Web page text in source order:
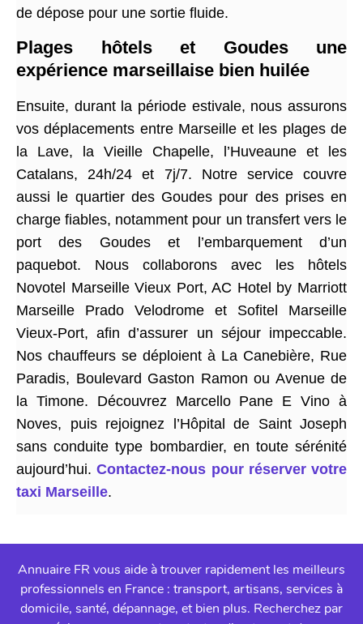
de dépose pour une sortie fluide.
Plages hôtels et Goudes une
expérience marseillaise bien huilée
Ensuite, durant la période estivale, nous assurons
vos déplacements entre Marseille et les plages de
la Lave, la Vieille Chapelle, l’Huveaune et les
Catalans, 24h/24 et 7j/7. Notre service couvre
aussi le quartier des Goudes pour des prises en
charge fiables, notamment pour un transfert vers le
port des Goudes et l’embarquement d’un
paquebot. Nous collaborons avec les hôtels
Novotel Marseille Vieux Port, AC Hotel by Marriott
Marseille Prado Velodrome et Sofitel Marseille
Vieux-Port, afin d’assurer un séjour impeccable.
Nos chauffeurs se déploient à La Canebière, Rue
Paradis, Boulevard Gaston Ramon ou Avenue de
la Timone. Découvrez Marcello Pane E Vino à
Noves, puis rejoignez l’Hôpital de Saint Joseph
sans conduite type bombardier, en toute sérénité
aujourd’hui.Contactez-nous pour réserver votre
taxi Marseille.
Annuaire FR vous aide à trouver rapidement les meilleurs
professionnels en France : transport, artisans, services à
domicile, santé, dépannage, et bien plus. Recherchez par